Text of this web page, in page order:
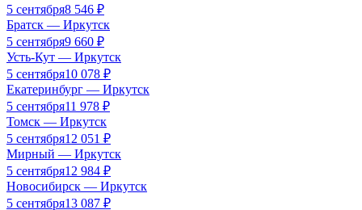
5 сентября8 546 ₽
Братск — Иркутск
5 сентября9 660 ₽
Усть-Кут — Иркутск
5 сентября10 078 ₽
Екатеринбург — Иркутск
5 сентября11 978 ₽
Томск — Иркутск
5 сентября12 051 ₽
Мирный — Иркутск
5 сентября12 984 ₽
Новосибирск — Иркутск
5 сентября13 087 ₽